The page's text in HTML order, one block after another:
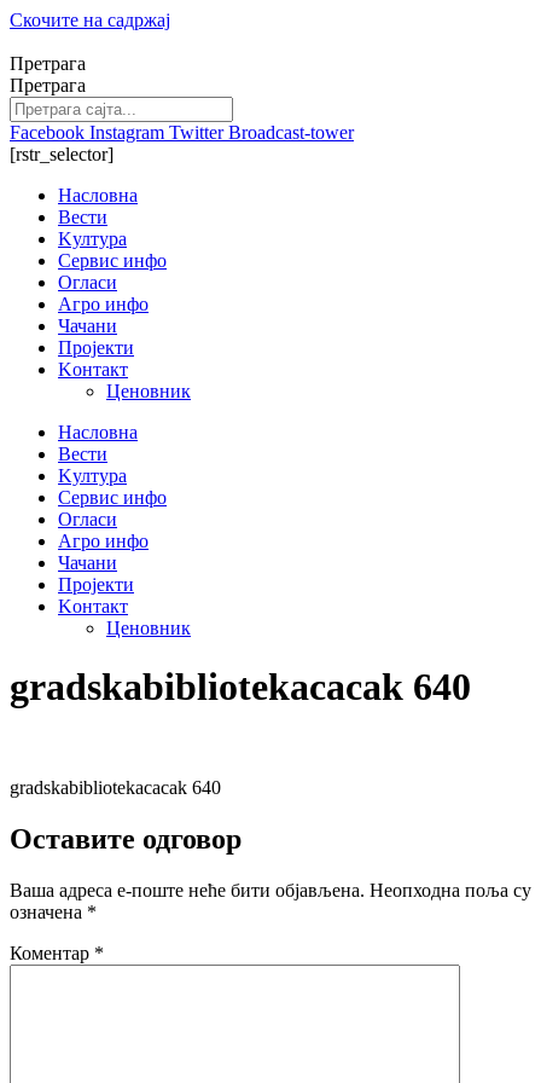
Скочите на садржај
Претрага
Претрага
Facebook Instagram Twitter Broadcast-tower
[rstr_selector]
Насловна
Вести
Kултура
Сервис инфо
Огласи
Агро инфо
Чачани
Пројекти
Kонтакт
Ценовник
Насловна
Вести
Kултура
Сервис инфо
Огласи
Агро инфо
Чачани
Пројекти
Kонтакт
Ценовник
gradskabibliotekacacak 640
gradskabibliotekacacak 640
Оставите одговор
Ваша адреса е-поште неће бити објављена. Неопходна поља су
означена *
Коментар *